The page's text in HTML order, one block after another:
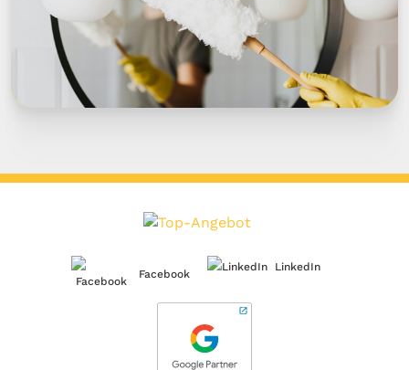
Facebook
LinkedIn